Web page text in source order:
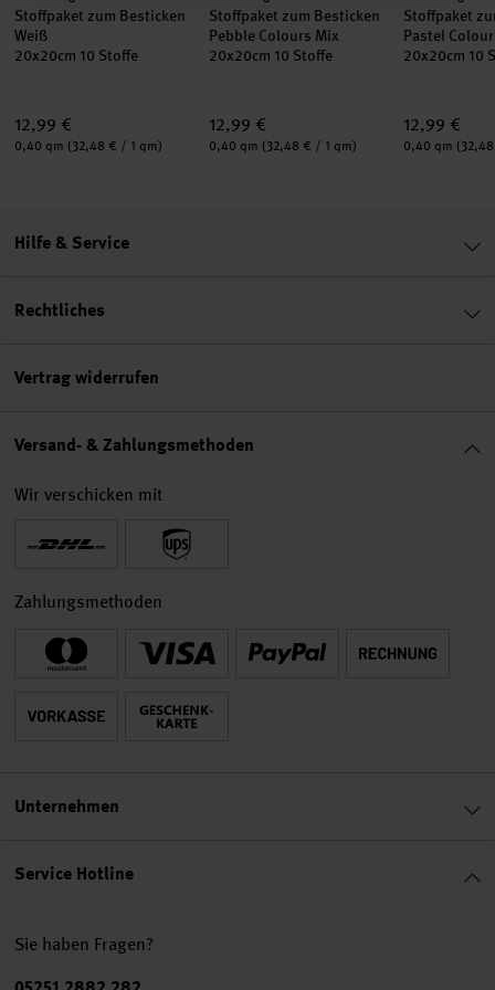
Stoffpaket zum Besticken
Weiß
20x20cm 10 Stoffe
12,99 €
Inhalt:
0,40 qm (32,48 € / 1 qm)
Stoffpaket zum Besticken
Pebble Colours Mix
20x20cm 10 Stoffe
12,99 €
Inhalt:
0,40 qm (32,48 € / 1 qm)
Stoffpaket
Pastel
20x20cm 10
12,99 €
Inhalt:
0,40 qm
Service Hotline
Sie haben Fragen?
Hilfe & Service
Rechtliches
Vertrag widerrufen
Versand- & Zahlungsmethoden
Wir verschicken mit
Zahlungsmethoden
Unternehmen